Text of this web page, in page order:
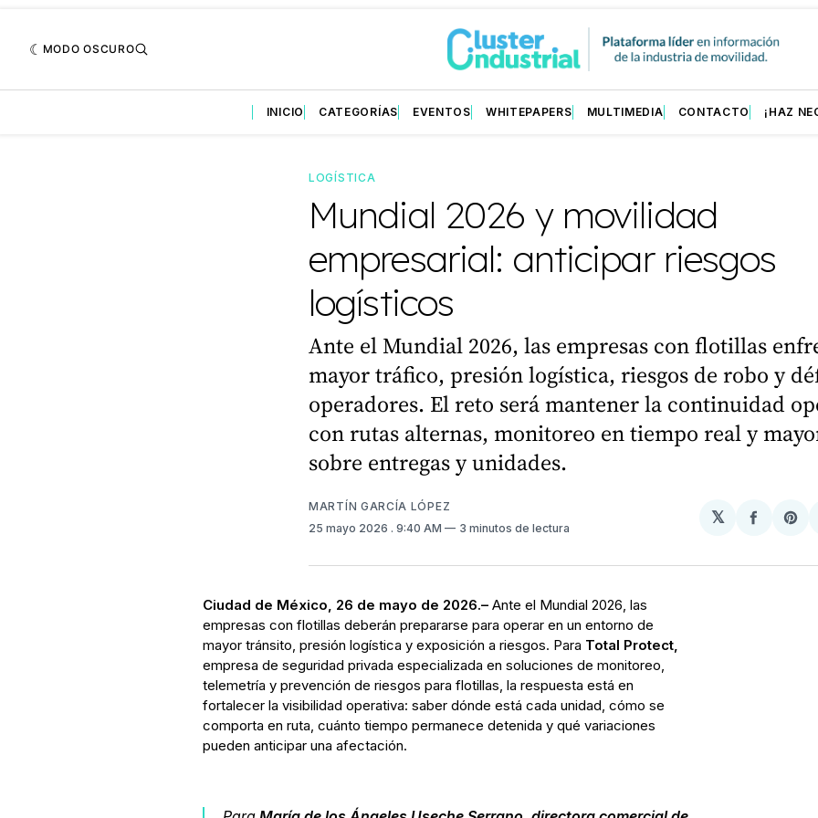
MODO OSCURO
INICIO CATEGORÍAS EVENTOS WHITEPAPERS MULTIMEDIA CONTACTO ¡HAZ
LOGÍSTICA
Mundial 2026 y movilidad
empresarial: anticipar riesgos
logísticos
Ante el Mundial 2026, las empresas con flotillas
mayor tráfico, presión logística, riesgos de robo y
operadores. El reto será mantener la continuidad
con rutas alternas, monitoreo en tiempo real y
sobre entregas y unidades.
MARTÍN GARCÍA LÓPEZ
25 mayo 2026 . 9:40 AM 3 minutos de lectura
𝕏
Ciudad de México, 26 de mayo de 2026.– Ante el Mundial 2026, las
empresas con flotillas deberán prepararse para operar en un entorno de
mayor tránsito, presión logística y exposición a riesgos. Para Total Protect,
empresa de seguridad privada especializada en soluciones de monitoreo,
telemetría y prevención de riesgos para flotillas, la respuesta está en
fortalecer la visibilidad operativa: saber dónde está cada unidad, cómo se
comporta en ruta, cuánto tiempo permanece detenida y qué variaciones
pueden anticipar una afectación.